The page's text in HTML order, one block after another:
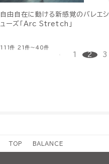
自由自在に動ける新感覚のバレエシ
ューズ「Arc Stretch」
111件 21件～40件
1 2 3
TOP BALANCE